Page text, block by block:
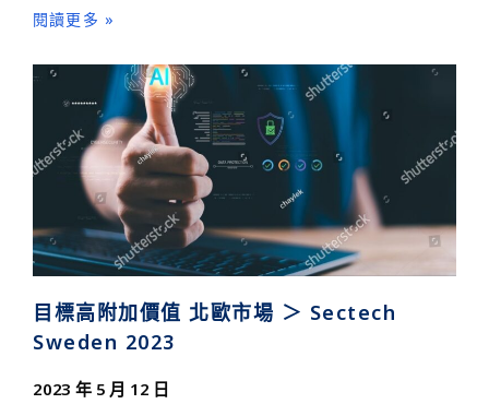
閱讀更多 »
目標高附加價值 北歐市場 ＞ Sectech
Sweden 2023
2023 年 5 月 12 日